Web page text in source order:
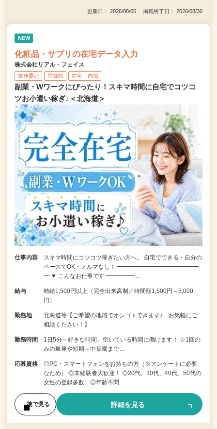
更新日： 2026/08/05 掲載終了日： 2026/08/30
NEW
化粧品・サプリの在宅データ入力
株式会社リアル・フェイス
業務委託 登録制 在宅・内職
副業・Wワークにぴったり！スキマ時間に自宅でコツコ
ツお小遣い稼ぎ♪＜北海道＞
仕事内容
スキマ時間にコツコツ稼ぎたい方へ。 自宅でできる・自分の
ペースでOK・ノルマなし！ ━━━━━━━━━━━━━━
━ ▼ こんなお仕事です ━━━━━…
給与
時給1,500円以上（完全出来高制／時間額1,500円～5,000
円）
勤務地
北海道等【ご希望の地域でオシゴトできます♪ お気軽にご
相談ください！】
勤務時間
1日5分～好きな時間、空いている時間に働けます！ ☆1回の
みの単発や短期～中長期まで…
応募資格
◎PC・スマートフォンをお持ちの方（※アンケートに必要
なため） ◎未経験者大歓迎！ ◎20代、30代、40代、50代の
女性の登録多数 ◎年齢不問
後で見る 詳細を見る